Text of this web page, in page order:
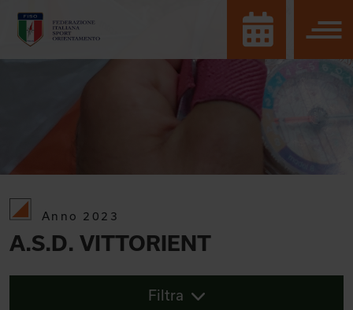
Anno 2023
A.S.D. VITTORIENT
Filtra